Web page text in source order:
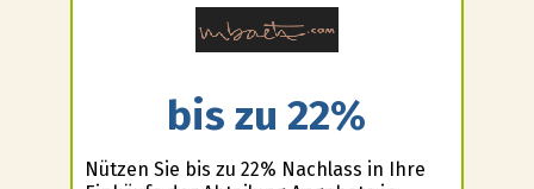
bis zu 22%
Nützen Sie bis zu 22% Nachlass in Ihre